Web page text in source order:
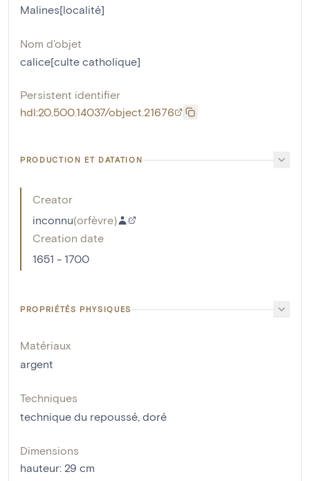
Malines[localité]
Nom d'objet
calice[culte catholique]
Persistent identifier
hdl:20.500.14037/object.21676
PRODUCTION ET DATATION
Creator
inconnu(orfèvre)
Creation date
1651 - 1700
PROPRIÉTÉS PHYSIQUES
Matériaux
argent
Techniques
technique du repoussé, doré
Dimensions
hauteur: 29 cm